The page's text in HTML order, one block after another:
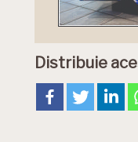
Distribuie